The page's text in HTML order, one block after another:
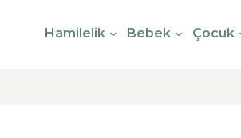
Hamilelik Bebek Çocuk